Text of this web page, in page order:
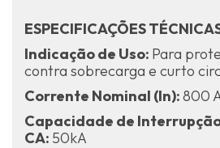
ESPECIFICAÇÕES
Indicação de Uso: Para
contra sobrecarga e curto
Corrente Nominal (In):800
Capacidade de
CA: 50kA